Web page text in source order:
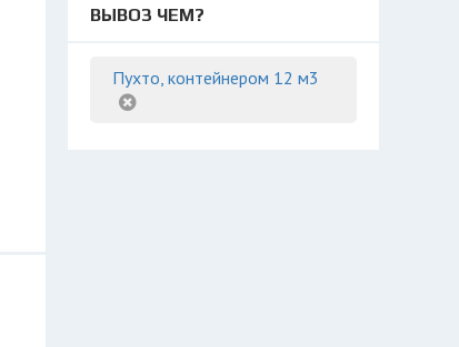
ВЫВОЗ ЧЕМ?
Пухто, контейнером 12 м3